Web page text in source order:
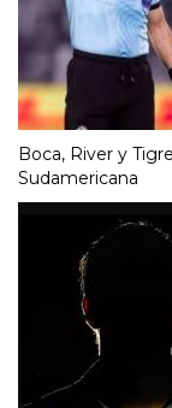
Boca, River y
Sudamericana